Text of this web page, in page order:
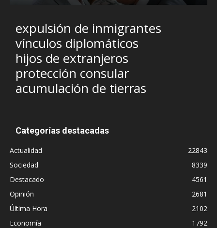
expulsión de inmigrantes
vínculos diplomáticos
hijos de extranjeros
protección consular
acumulación de tierras
Categorías destacadas
Actualidad
22843
Sociedad
8339
Destacado
4561
Opinión
2681
Última Hora
2102
Economía
1792